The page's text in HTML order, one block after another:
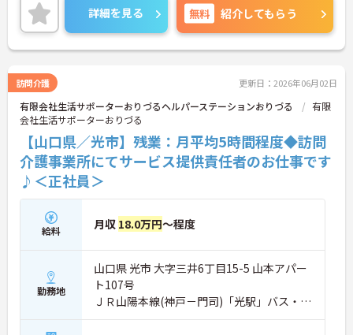
フバランスを保ちながらご勤務いただけます。
ご興味のある方には、面接対策ポイントなど、さら
に詳細をお話しいたしますのでお気軽にご相談くだ
さい！
詳細を見る 無料 紹介してもらう
訪問介護 更新日：2026年06月02日
有限会社生活サポーターおりづるヘルパーステーションおりづる
有限
会社生活サポーターおりづる
【山口県／光市】残業：月平均5時間程度◆訪問
介護事業所にてサービス提供責任者のお仕事です
♪＜正社員＞
給料 月収 18.0万円～程度
勤務地
山口県 光市 大字三井6丁目15-5 山本アパー
ト107号
ＪＲ山陽本線(神戸－門司)「光駅」バス・車
5分